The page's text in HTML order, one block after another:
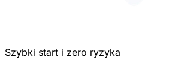
Szybki start i zero ryzyka